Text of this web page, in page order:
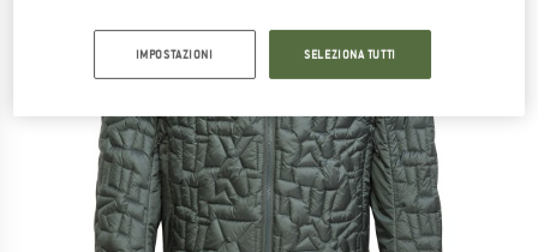
IMPOSTAZIONI SELEZIONA TUTTI